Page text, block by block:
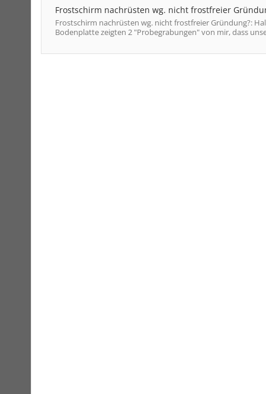
Frostschirm nachrüsten wg. nicht frostfreier
Frostschirm nachrüsten wg. nicht frostfreier Gründung?:
Bodenplatte zeigten 2 "Probegrabungen" von mir, dass